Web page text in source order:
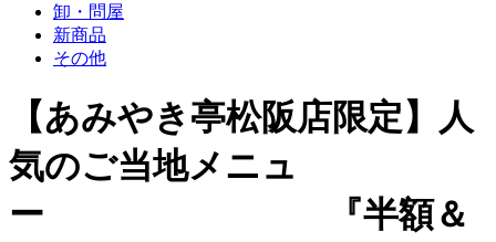
卸・問屋
新商品
その他
【あみやき亭松阪店限定】人
気のご当地メニュ
ー 『半額＆